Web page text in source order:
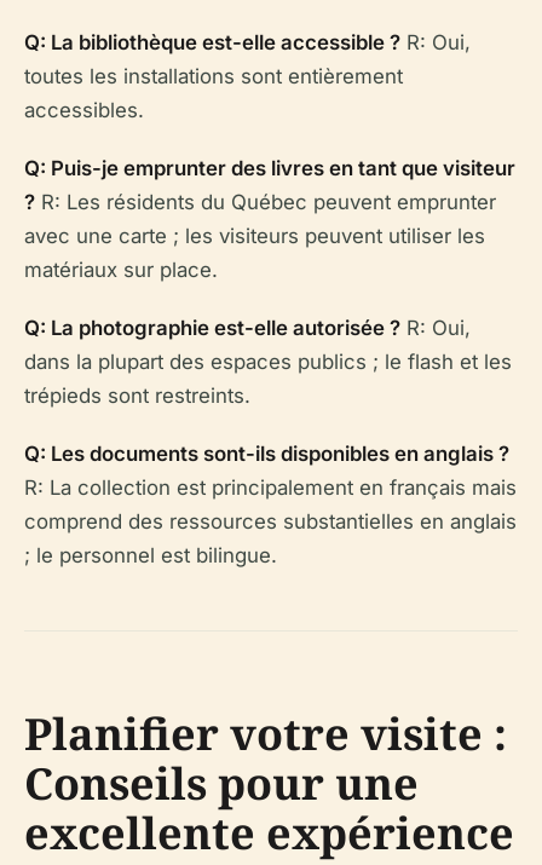
Q: La bibliothèque est-elle accessible ? R: Oui,
toutes les installations sont entièrement
accessibles.
Q: Puis-je emprunter des livres en tant que visiteur
? R: Les résidents du Québec peuvent emprunter
avec une carte ; les visiteurs peuvent utiliser les
matériaux sur place.
Q: La photographie est-elle autorisée ? R: Oui,
dans la plupart des espaces publics ; le flash et les
trépieds sont restreints.
Q: Les documents sont-ils disponibles en anglais ?
R: La collection est principalement en français mais
comprend des ressources substantielles en anglais
; le personnel est bilingue.
Planifier votre visite :
Conseils pour une
excellente expérience